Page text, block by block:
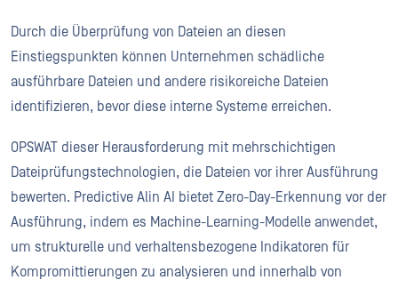
Durch die Überprüfung von Dateien an diesen
Einstiegspunkten können Unternehmen schädliche
ausführbare Dateien und andere risikoreiche Dateien
identifizieren, bevor diese interne Systeme erreichen.
OPSWAT dieser Herausforderung mit mehrschichtigen
Dateiprüfungstechnologien, die Dateien vor ihrer Ausführung
bewerten. Predictive Alin AI bietet Zero-Day-Erkennung vor der
Ausführung, indem es Machine-Learning-Modelle anwendet,
um strukturelle und verhaltensbezogene Indikatoren für
Kompromittierungen zu analysieren und innerhalb von